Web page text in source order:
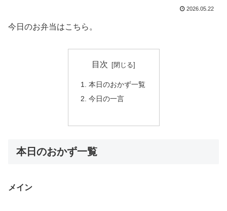
2026.05.22
今日のお弁当はこちら。
目次
本日のおかず一覧
今日の一言
本日のおかず一覧
メイン